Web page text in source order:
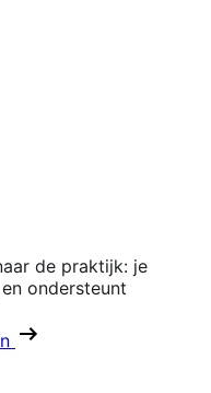
de praktijk: je
ondersteunt